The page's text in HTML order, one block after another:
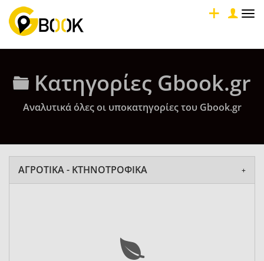
Κατηγορίες Gbook.gr
Αναλυτικά όλες οι υποκατηγορίες του Gbook.gr
ΑΓΡΟΤΙΚΑ - ΚΤΗΝΟΤΡΟΦΙΚΑ